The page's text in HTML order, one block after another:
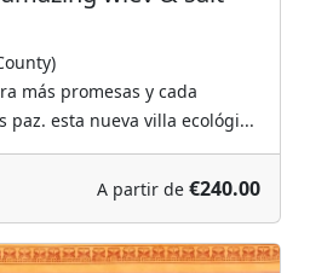
más promesas y cada
paz. esta nueva villa ecológi...
A partir de €240.00